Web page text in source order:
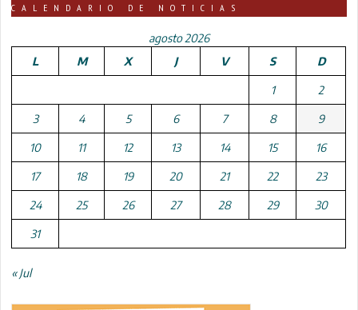
CALENDARIO DE NOTICIAS
agosto 2026
L
M X J V S D
1 2
3 4 5 6 7 8 9
10 11 12 13 14 15 16
17 18 19 20 21 22 23
24 25 26 27 28 29 30
31
« Jul